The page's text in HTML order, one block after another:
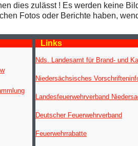
dies zulässt ! Es werden keine
Fotos oder Berichte haben,
Links
Nds. Landesamt für Brand- und
Niedersächsisches
Landesfeuerwehrverband
Deutscher Feuerwehrverband
Feuerwehrrabatte